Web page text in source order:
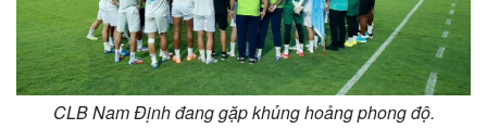
CLB Nam Định đang gặp khủng hoảng phong độ.